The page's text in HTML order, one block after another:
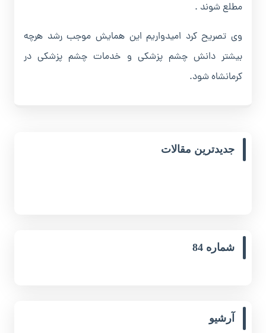
مطلع شوند .
وی تصریح کرد امیدواریم این همایش موجب رشد هرچه
بیشتر دانش چشم پزشکی و خدمات چشم پزشکی در
کرمانشاه شود.
جدیدترین مقالات
شماره 84
آرشیو